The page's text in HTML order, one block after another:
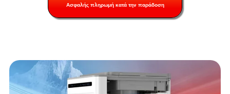
Ασφαλής πληρωμή κατά την παράδοση